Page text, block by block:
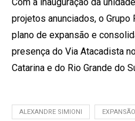
projetos anunciados, o
plano de expansão e
presença do Via Atacadista
Catarina e do Rio Grande do
ALEXANDRE SIMIONI EXPANSÃO